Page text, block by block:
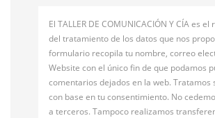
El TALLER DE COMUNICACIÓN Y CÍA es
del tratamiento de los datos que nos
formulario recopila tu nombre, correo
Website con el único fin de que podamos
comentarios dejados en la web. Tratamos
con base en tu consentimiento. No
a terceros. Tampoco realizamos